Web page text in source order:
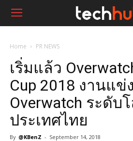
Home PR NEWS
เริ่มแล้ว
Cup 2018 งานแข่
Overwatch ระดับ
ประเทศไทย
By @KBenZ - September 14, 2018